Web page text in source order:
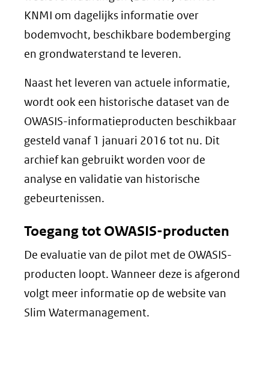
KNMI om dagelijks informatie over
bodemvocht, beschikbare bodemberging
en grondwaterstand te leveren.
Naast het leveren van actuele informatie,
wordt ook een historische dataset van de
OWASIS-informatieproducten beschikbaar
gesteld vanaf 1 januari 2016 tot nu. Dit
archief kan gebruikt worden voor de
analyse en validatie van historische
gebeurtenissen.
Toegang tot OWASIS-producten
De evaluatie van de pilot met de OWASIS-
producten loopt. Wanneer deze is afgerond
volgt meer informatie op de website van
Slim Watermanagement.